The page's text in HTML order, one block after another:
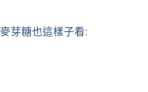
麥芽糖也這樣子看: